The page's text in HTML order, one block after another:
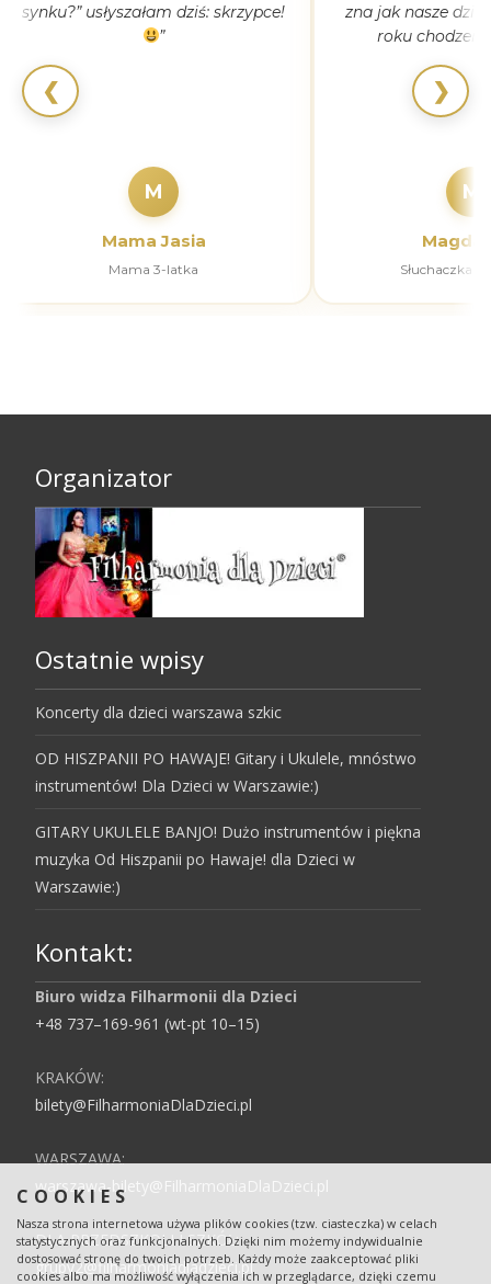
COOKIES
Nasza strona internetowa używa plików cookies (tzw. ciasteczka) w celach
statystycznych oraz funkcjonalnych. Dzięki nim możemy indywidualnie
dostosować stronę do twoich potrzeb. Każdy może zaakceptować pliki
cookies albo ma możliwość wyłączenia ich w przeglądarce, dzięki czemu
❮
synku?” usłyszałam dziś: skrzypce!
”
M
Mama Jasia
Mama 3-latka
zna jak nasze
roku
M
Słuchaczka
❯
Organizator
Ostatnie wpisy
Koncerty dla dzieci warszawa szkic
OD HISZPANII PO HAWAJE! Gitary i Ukulele, mnóstwo
instrumentów! Dla Dzieci w Warszawie:)
GITARY UKULELE BANJO! Dużo instrumentów i piękna
muzyka Od Hiszpanii po Hawaje! dla Dzieci w
Warszawie:)
Kontakt:
Biuro widza Filharmonii dla Dzieci
+48 737–169-961 (wt-pt 10–15)
KRAKÓW:
bilety@FilharmoniaDlaDzieci.pl
WARSZAWA:
warszawa-bilety@FilharmoniaDlaDzieci.pl
DLA PRZEDSZKOLI I SZKÓŁ:
grupy2@filharmoniadladzieci.pl